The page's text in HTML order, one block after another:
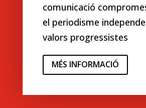
comunicació
el periodisme
valors progressistes
MÉS INFORMACIÓ